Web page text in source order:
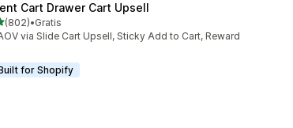
Cart Drawer Cart Upsell
5 stjerner
(802)
802 omtaler
•Gratis
via Slide Cart Upsell, Sticky Add to Cart, Reward
for Shopify